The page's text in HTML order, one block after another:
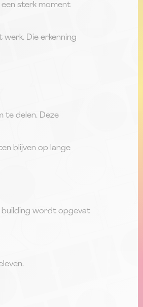
een sterk moment
Die erkenning
te delen. Deze
blijven op lange
building wordt opgevat